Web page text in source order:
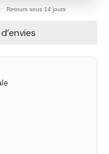
Retours sous 14 jours